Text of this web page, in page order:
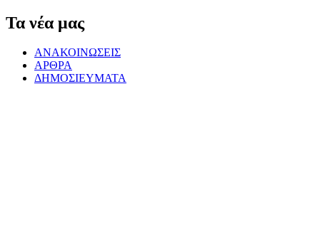
about
ΤΙ
ΛΟΙΠΟΝ
Η
ΜΟΥΣΙΚΗ;
Τα νέα μας
ΑΝΑΚΟΙΝΩΣΕΙΣ
ΑΡΘΡΑ
ΔΗΜΟΣΙΕΥΜΑΤΑ